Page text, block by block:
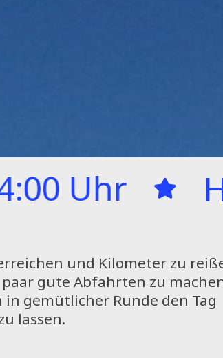
und Kilometer zu
gute Abfahrten zu
gemütlicher Runde den Tag
lassen.